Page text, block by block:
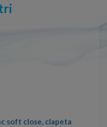
soft close, clapeta